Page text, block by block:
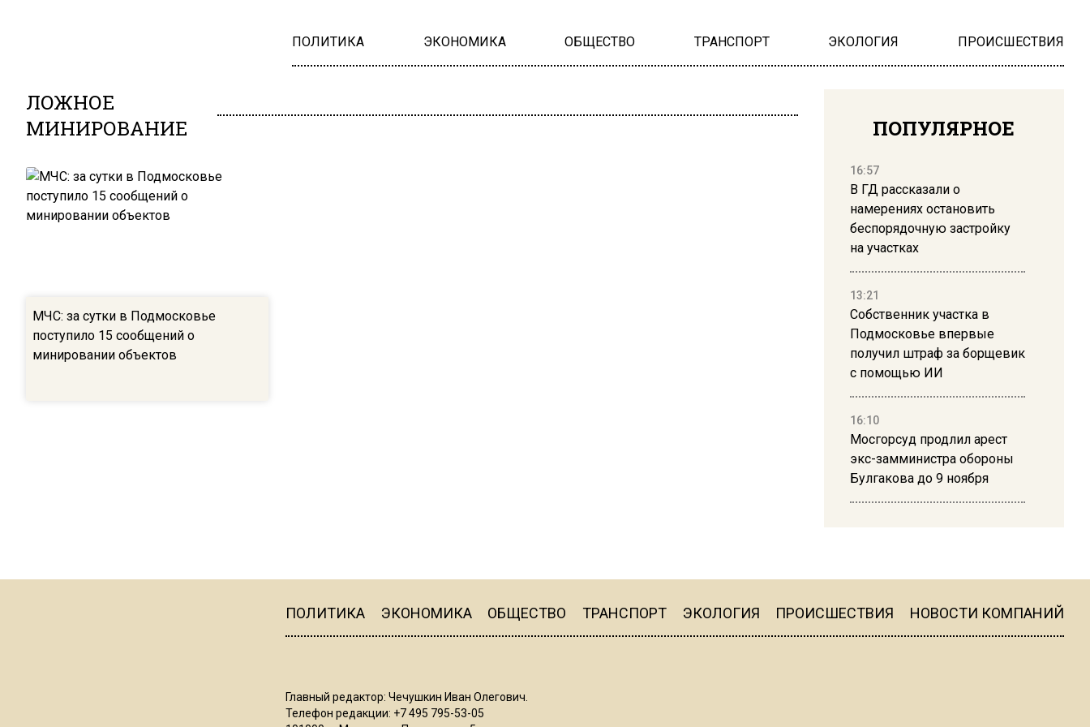
ПОЛИТИКА ЭКОНОМИКА ОБЩЕСТВО ТРАНСПОРТ ЭКОЛОГИЯ ПРОИСШЕСТВИЯ
ЛОЖНОЕ
МИНИРОВАНИЕ
МЧС: за сутки в Подмосковье
поступило 15 сообщений о
минировании объектов
ПОПУЛЯРНОЕ
16:57
В ГД рассказали о
намерениях остановить
беспорядочную застройку
на участках
13:21
Собственник участка в
Подмосковье впервые
получил штраф за борщевик
с помощью ИИ
16:10
Мосгорсуд продлил арест
экс-замминистра обороны
Булгакова до 9 ноября
16:19
ПОЛИТИКА ЭКОНОМИКА ОБЩЕСТВО ТРАНСПОРТ ЭКОЛОГИЯ ПРОИСШЕСТВИЯ НОВОСТИ КОМПАНИЙ
Главный редактор: Чечушкин Иван Олегович.
Телефон редакции: +7 495 795-53-05